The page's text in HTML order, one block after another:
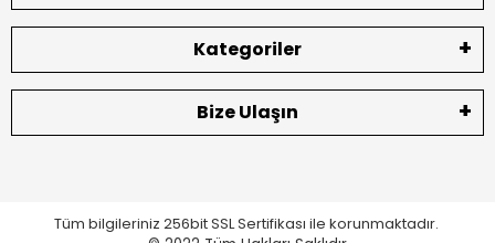
Kategoriler
Bize Ulaşın
Tüm bilgileriniz 256bit SSL Sertifikası ile korunmaktadır.